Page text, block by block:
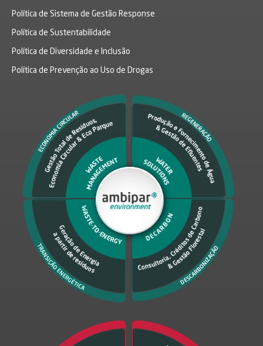
Política de Sistema de Gestão Response
Política de Sustentabilidade
Política de Diversidade e Inclusão
Política de Prevenção ao Uso de Drogas